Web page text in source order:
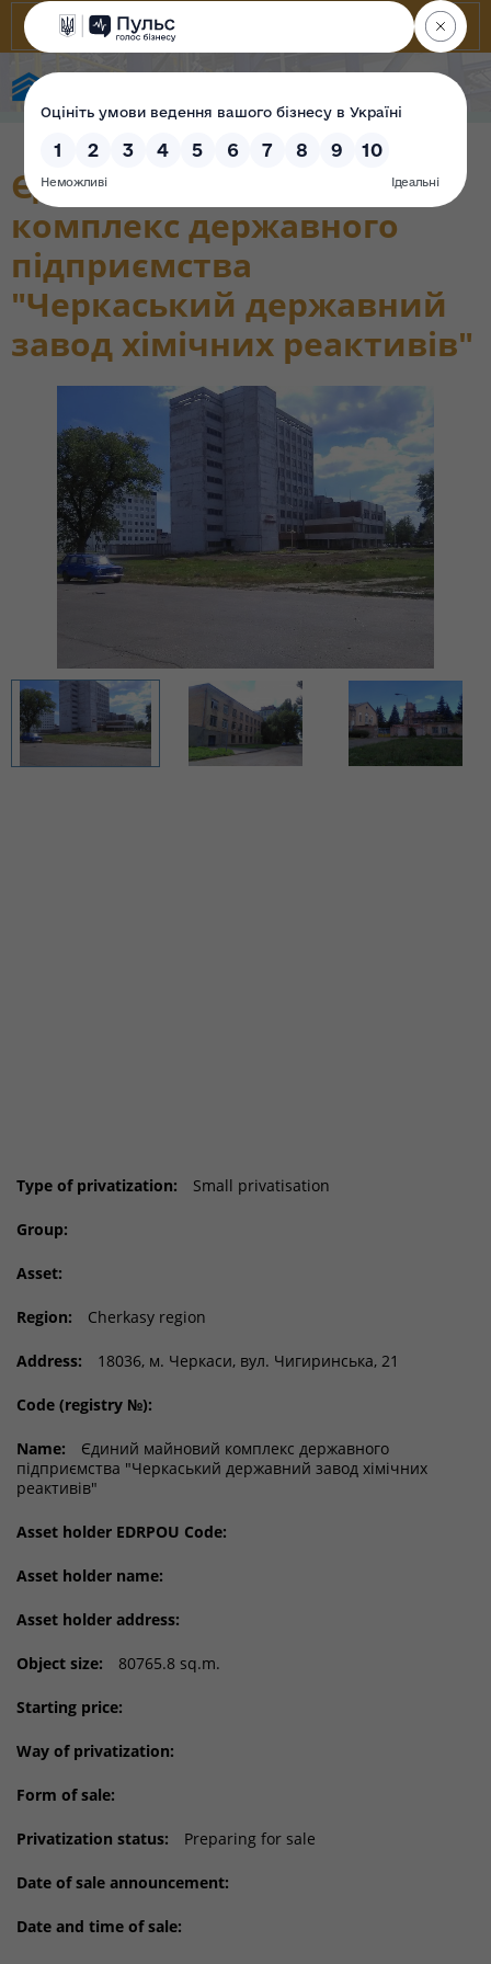
Єдиний майновий
комплекс державного
підприємства
"Черкаський державний
завод хімічних реактивів"
Type of privatization: Small privatisation
Group:
Asset:
Region: Cherkasy region
Address: 18036, м. Черкаси, вул. Чигиринська, 21
Code (registry №):
Name:
Єдиний майновий комплекс державного
підприємства "Черкаський державний завод хімічних
реактивів"
Asset holder EDRPOU Code:
Asset holder name:
Asset holder address:
Object size: 80765.8 sq.m.
Starting price:
Way of privatization:
Form of sale:
Privatization status: Preparing for sale
Date of sale announcement:
Date and time of sale: